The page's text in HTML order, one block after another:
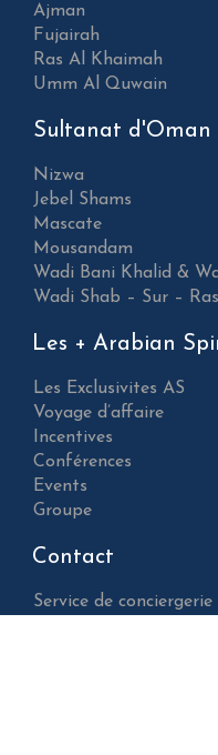
Ajman
Fujairah
Ras Al Khaimah
Umm Al Quwain
Sultanat d'Oman
Nizwa
Jebel Shams
Mascate
Mousandam
Wadi Bani Khalid &
Wadi Shab – Sur –
Les + Arabian
Les Exclusivites AS
Voyage d’affaire
Incentives
Conférences
Events
Groupe
Contact
Service de conciergerie